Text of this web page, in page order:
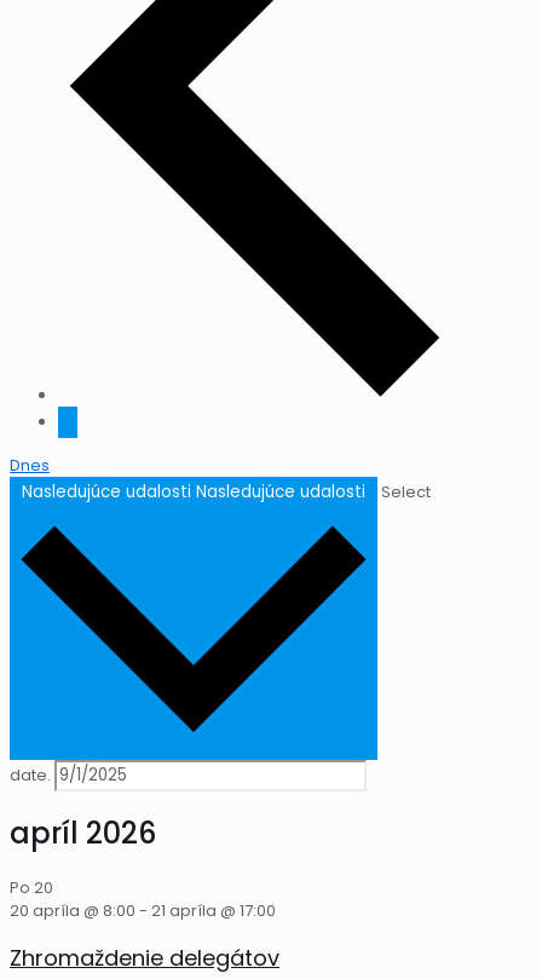
Dnes
Nasledujúce udalosti Nasledujúce udalosti Select
date.
apríl 2026
Po 20
20 apríla @ 8:00 - 21 apríla @ 17:00
Zhromaždenie delegátov